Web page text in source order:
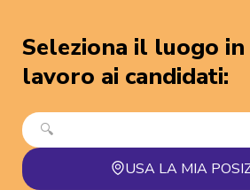
Seleziona il luogo
lavoro ai candidati:
USA LA MIA